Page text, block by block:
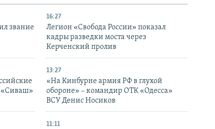
звание
16:27
Легион «Свобода России» показал
кадры разведки моста через
Керченский пролив
«Сиваш»
13:27
«На Кинбурне армия РФ в глухой
обороне» – командир ОТК «Одесса»
ВСУ Денис Носиков
11:11